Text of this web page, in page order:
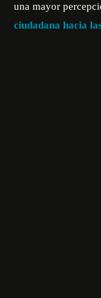
una mayor
ciudadana hacia